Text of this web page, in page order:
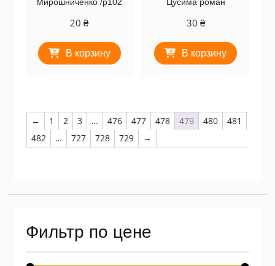
20₴
В корзину
30 ₴
В корзину
← 1 2 3 … 476 477 478 479 480
481
482
… 727 728 729 →
Фильтр по цене